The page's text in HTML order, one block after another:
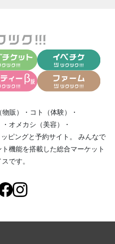
販） ・ コト（体験）
・
・ オメカシ（美容）
・
ピングと予約サイト。
みんなで
ト機能を搭載した総合マーケット
です。